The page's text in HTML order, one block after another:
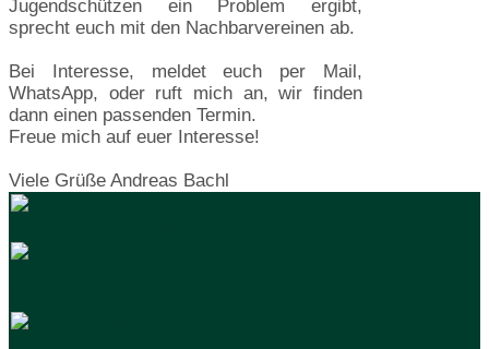
Jugendschützen ein Problem ergibt,
sprecht euch mit den Nachbarvereinen ab.
Bei Interesse, meldet euch per Mail,
WhatsApp, oder ruft mich an, wir finden
dann einen passenden Termin.
Freue mich auf euer Interesse!
Viele Grüße Andreas Bachl